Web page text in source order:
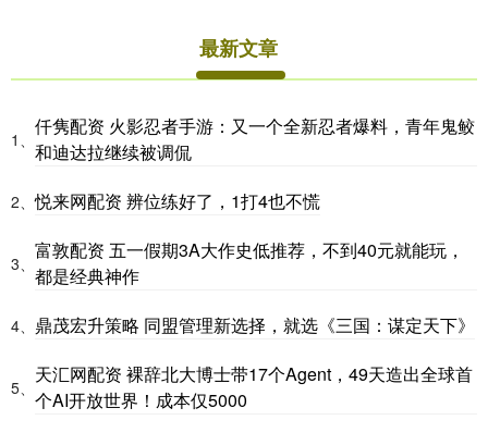
最新文章
1、
仟隽配资 火影忍者手游：又一个全新忍者爆料，青年鬼鲛
和迪达拉继续被调侃
2、悦来网配资 辨位练好了，1打4也不慌
3、
富敦配资 五一假期3A大作史低推荐，不到40元就能玩，
都是经典神作
4、 鼎茂宏升策略 同盟管理新选择，就选《三国：谋定天下》
5、
天汇网配资 裸辞北大博士带17个Agent，49天造出全球首
个AI开放世界！成本仅5000